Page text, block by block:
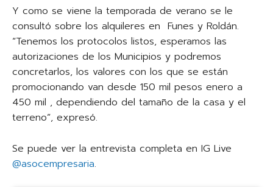
Y como se viene la temporada de verano se le
consultó sobre los alquileres en Funes y Roldán.
“Tenemos los protocolos listos, esperamos las
autorizaciones de los Municipios y podremos
concretarlos, los valores con los que se están
promocionando van desde 150 mil pesos enero a
450 mil , dependiendo del tamaño de la casa y el
terreno”, expresó.
Se puede ver la entrevista completa en IG Live
@asocempresaria.